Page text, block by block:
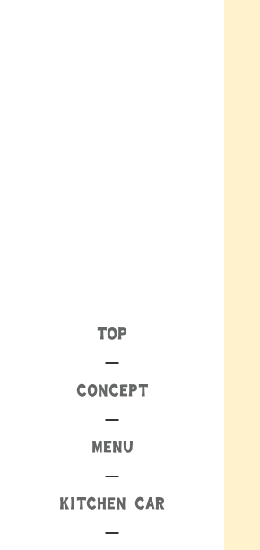
TOP
CONCEPT
MENU
KITCHEN CAR